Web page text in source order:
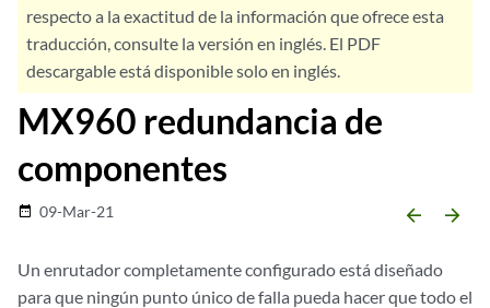
respecto a la exactitud de la información que ofrece esta
traducción, consulte la versión en inglés. El PDF
descargable está disponible solo en inglés.
MX960 redundancia de
componentes
date_range 09-Mar-21 arrow_backward arrow_forward
Un enrutador completamente configurado está diseñado
para que ningún punto único de falla pueda hacer que todo el